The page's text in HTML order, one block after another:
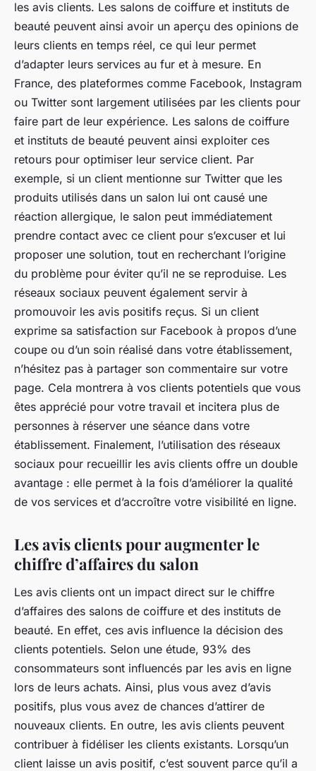
les avis clients. Les salons de coiffure et instituts de
beauté peuvent ainsi avoir un aperçu des opinions de
leurs clients en temps réel, ce qui leur permet
d’adapter leurs services au fur et à mesure. En
France, des plateformes comme Facebook, Instagram
ou Twitter sont largement utilisées par les clients pour
faire part de leur expérience. Les salons de coiffure
et instituts de beauté peuvent ainsi exploiter ces
retours pour optimiser leur service client. Par
exemple, si un client mentionne sur Twitter que les
produits utilisés dans un salon lui ont causé une
réaction allergique, le salon peut immédiatement
prendre contact avec ce client pour s’excuser et lui
proposer une solution, tout en recherchant l’origine
du problème pour éviter qu’il ne se reproduise. Les
réseaux sociaux peuvent également servir à
promouvoir les avis positifs reçus. Si un client
exprime sa satisfaction sur Facebook à propos d’une
coupe ou d’un soin réalisé dans votre établissement,
n’hésitez pas à partager son commentaire sur votre
page. Cela montrera à vos clients potentiels que vous
êtes apprécié pour votre travail et incitera plus de
personnes à réserver une séance dans votre
établissement. Finalement, l’utilisation des réseaux
sociaux pour recueillir les avis clients offre un double
avantage : elle permet à la fois d’améliorer la qualité
de vos services et d’accroître votre visibilité en ligne.
Les avis clients pour augmenter le
chiffre d’affaires du salon
Les avis clients ont un impact direct sur le chiffre
d’affaires des salons de coiffure et des instituts de
beauté. En effet, ces avis influence la décision des
clients potentiels. Selon une étude, 93% des
consommateurs sont influencés par les avis en ligne
lors de leurs achats. Ainsi, plus vous avez d’avis
positifs, plus vous avez de chances d’attirer de
nouveaux clients. En outre, les avis clients peuvent
contribuer à fidéliser les clients existants. Lorsqu’un
client laisse un avis positif, c’est souvent parce qu’il a